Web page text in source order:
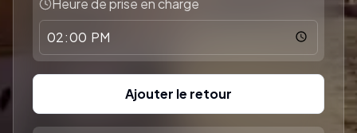
Heure de prise en charge
Ajouter le retour